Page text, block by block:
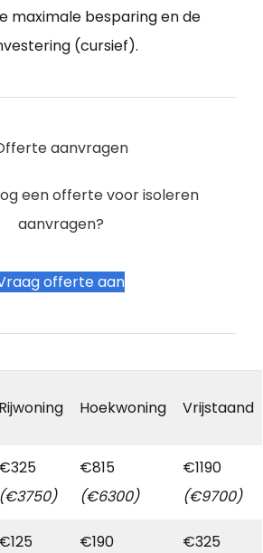
maximale besparing en de
(cursief).
aanvragen
een offerte voor isoleren
aanvragen?
offerte aan
Rijwoning Hoekwoning Vrijstaand
€325
(€3750)
€815
(€6300)
€1190
(€9700)
€125
€190
€325